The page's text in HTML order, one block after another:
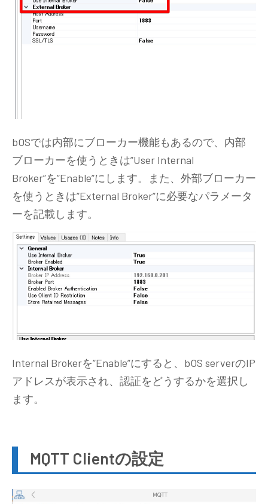
bOSでは内部にブローカー機能もあるので、内部
ブローカーを使うときは”User Internal
Broker”を”Enable”にします。また、外部ブローカー
を使うときは”External Broker”に必要なパラメータ
ーを記載します。
Internal Brokerを”Enable”にすると、bOS serverのIP
アドレスが表示され、認証をどうするかを選択し
ます。
MQTT Clientの設定